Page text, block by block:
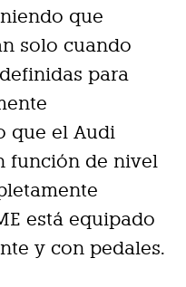
que
solo cuando
para
que el Audi
función de nivel
está equipado
y con pedales.